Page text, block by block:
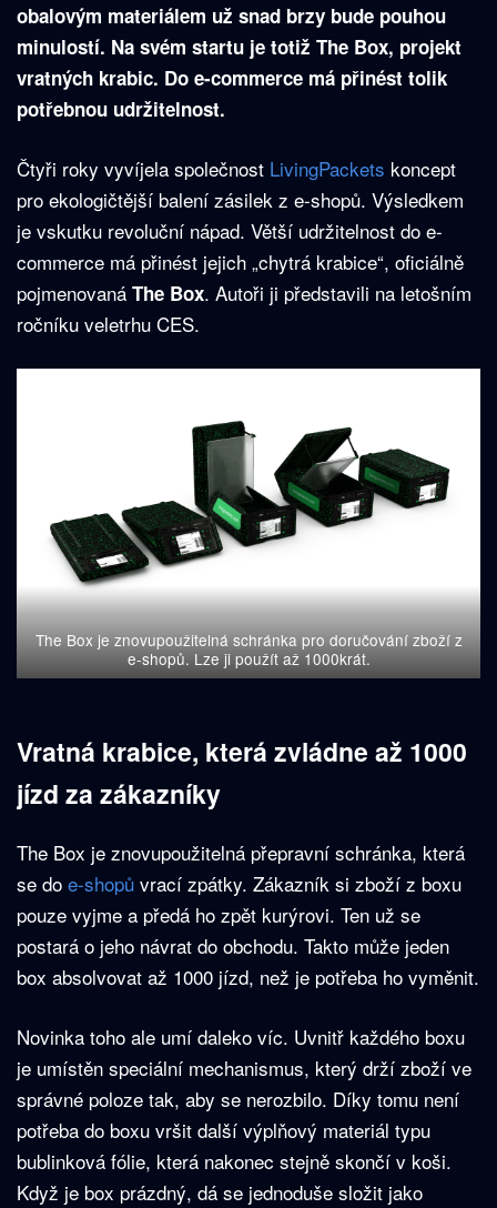
obalovým materiálem už snad brzy bude pouhou
minulostí. Na svém startu je totiž The Box, projekt
vratných krabic. Do e-commerce má přinést tolik
potřebnou udržitelnost.
Čtyři roky vyvíjela společnost LivingPackets koncept
pro ekologičtější balení zásilek z e-shopů. Výsledkem
je vskutku revoluční nápad. Větší udržitelnost do e-
commerce má přinést jejich „chytrá krabice“, oficiálně
pojmenovaná The Box. Autoři ji představili na letošním
ročníku veletrhu CES.
The Box je znovupoužitelná schránka pro doručování zboží z
e-shopů. Lze ji použít až 1000krát.
Vratná krabice, která zvládne až 1000
jízd za zákazníky
The Box je znovupoužitelná přepravní schránka, která
se do e-shopů vrací zpátky. Zákazník si zboží z boxu
pouze vyjme a předá ho zpět kurýrovi. Ten už se
postará o jeho návrat do obchodu. Takto může jeden
box absolvovat až 1000 jízd, než je potřeba ho vyměnit.
Novinka toho ale umí daleko víc. Uvnitř každého boxu
je umístěn speciální mechanismus, který drží zboží ve
správné poloze tak, aby se nerozbilo. Díky tomu není
potřeba do boxu vršit další výplňový materiál typu
bublinková fólie, která nakonec stejně skončí v koši.
Když je box prázdný, dá se jednoduše složit jako